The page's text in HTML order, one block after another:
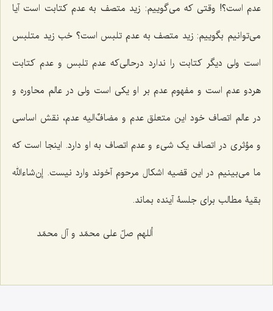
عدم است؟! وقتی که می‌گوییم: زید متصف به عدم کتابت است آیا
می‌توانیم بگوییم: زید متصف به عدم تلبس است؟ خب زید متلبس
است ولی دیگر کتابت را ندارد درحالی‌که عدم تلبس و عدم کتابت
هردو عدم است و مفهوم عدم بر او یکی است ولی در عالم محاوره و
در عالم اتصاف خود این متعلق عدم و مضافٌ‌الیه عدم، نقش اساسی
و مؤثری در اتصاف یک شیء و عدم اتصاف به او دارد. اینجا است که
ما می‌بینیم در این قضیه اشکال مرحوم آخوند وارد نیست. إن‌شاءالله
بقیۀ مطالب برای جلسۀ آینده بماند.
أللهم صلّ علی محمّد و آل محمّد